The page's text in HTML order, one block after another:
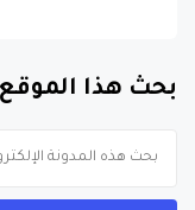
بحث هذا الموقع